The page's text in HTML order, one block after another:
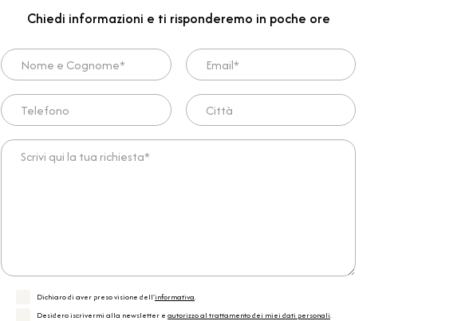
Chiedi informazioni e ti risponderemo in poche ore
Nome e Cognome* Email*
Telefono Città
Scrivi qui la tua richiesta*
Dichiaro di aver preso visione dell'informativa.
Desidero iscrivermi alla newsletter e autorizzo al trattamento dei miei dati personali.